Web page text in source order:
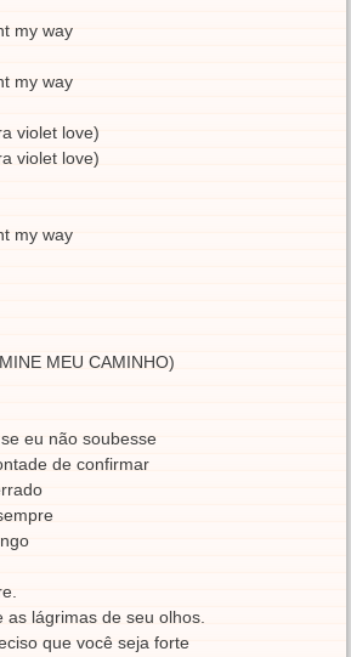
my way
my way
violet love)
violet love)
my way
MEU CAMINHO)
eu não soubesse
de confirmar
lágrimas de seu olhos.
que você seja forte